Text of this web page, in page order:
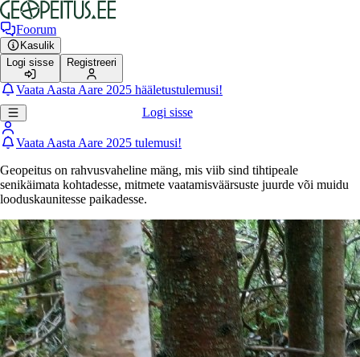
Foorum
Kasulik
Logi sisse
Registreeri
Vaata Aasta Aare 2025 hääletustulemusi!
Logi sisse
Vaata Aasta Aare 2025 tulemusi!
Geopeitus on rahvusvaheline mäng, mis viib sind tihtipeale
senikäimata kohtadesse, mitmete vaatamisväärsuste juurde või muidu
looduskaunitesse paikadesse.